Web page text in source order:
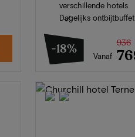
verschillende hotels
Dagelijks ontbijtbuffet
-18% Vanaf
936